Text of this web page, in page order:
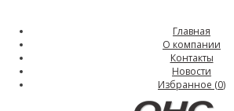
Главная
О компании
Контакты
Новости
Избранное (0)